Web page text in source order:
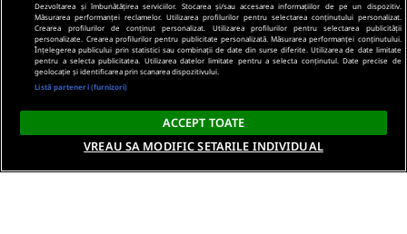
Dezvoltarea și îmbunătățirea serviciilor. Stocarea și/sau accesarea informațiilor de pe un dispozitiv.
Măsurarea performanței reclamelor. Utilizarea profilurilor pentru selectarea conținutului personalizat.
Crearea profilurilor de conținut personalizat. Utilizarea profilurilor pentru selectarea publicității
personalizate. Crearea profilurilor pentru publicitate personalizată. Măsurarea performanței conținutului.
Înțelegerea publicului prin statistici sau combinații de date din surse diferite. Utilizarea de date limitate
pentru a selecta publicitatea. Utilizarea datelor limitate pentru a selecta conținutul. Date precise de
geolocație și identificarea prin scanarea dispozitivului.
Listă parteneri (furnizori)
ACCEPT TOATE
VREAU SA MODIFIC SETARILE INDIVIDUAL